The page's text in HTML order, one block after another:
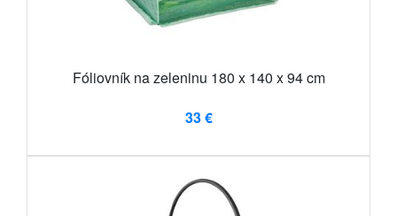
Fóliovník na zeleninu 180 x 140 x 94 cm
33 €